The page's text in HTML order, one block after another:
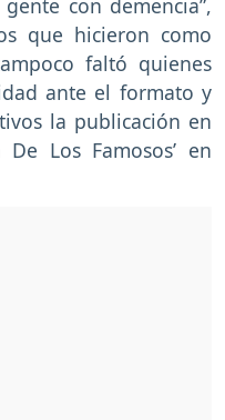
que hicieron como
faltó quienes
ante el formato y
la publicación en
Los Famosos’ en